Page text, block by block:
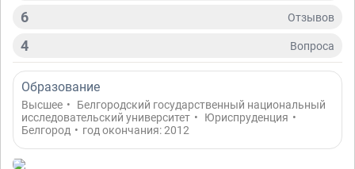
6 Отзывов
4 Вопросa
Образование
Высшее •
Белгородский государственный национальный
исследовательский университет • Юриспруденция •
Белгород • год окончания: 2012